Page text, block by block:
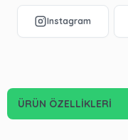
ÜRÜN ÖZELLIKLERI